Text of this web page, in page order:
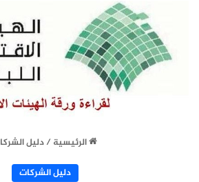
الرئيسية/دليل
دليل الشركات